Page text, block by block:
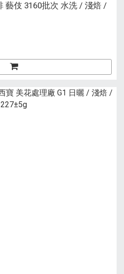
藝伎 3160批次 水洗 / 淺焙 /